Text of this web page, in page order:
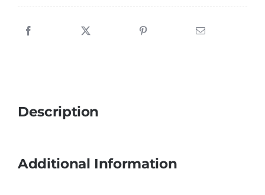
Description
Additional Information